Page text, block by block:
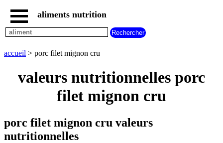
accueil
tous
aliments
par
familles
aliments nutrition
accueil > porc filet mignon cru
valeurs nutritionnelles porc
filet mignon cru
porc filet mignon cru valeurs
nutritionnelles